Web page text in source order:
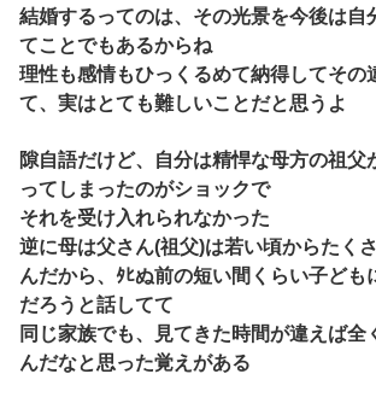
結婚するってのは、その光景を今後は自
てことでもあるからね
理性も感情もひっくるめて納得してその
て、実はとても難しいことだと思うよ
隙自語だけど、自分は精悍な母方の祖父
ってしまったのがショックで
それを受け入れられなかった
逆に母は父さん(祖父)は若い頃からたく
んだから、ﾀﾋぬ前の短い間くらい子ども
だろうと話してて
同じ家族でも、見てきた時間が違えば全
んだなと思った覚えがある